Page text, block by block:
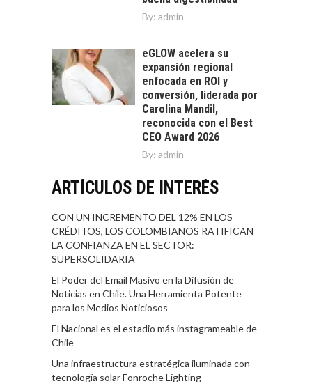
By: admin
eGLOW acelera su
expansión regional
enfocada en ROI y
conversión, liderada por
Carolina Mandil,
reconocida con el Best
CEO Award 2026
By: admin
ARTÍCULOS DE INTERÉS
CON UN INCREMENTO DEL 12% EN LOS
CRÉDITOS, LOS COLOMBIANOS RATIFICAN
LA CONFIANZA EN EL SECTOR:
SUPERSOLIDARIA
El Poder del Email Masivo en la Difusión de
Noticias en Chile. Una Herramienta Potente
para los Medios Noticiosos
El Nacional es el estadio más instagrameable de
Chile
Una infraestructura estratégica iluminada con
tecnología solar Fonroche Lighting